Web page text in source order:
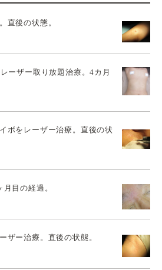
直後の状態。
ーザー取り放題治療。4カ月
ボをレーザー治療。直後の状
目の経過。
ザー治療。直後の状態。